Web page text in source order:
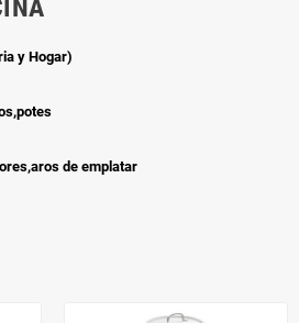
y Hogar)
de emplatar